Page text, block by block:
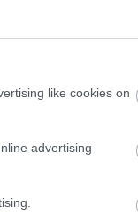
like cookies on
advertising
ezért az
naprakészek